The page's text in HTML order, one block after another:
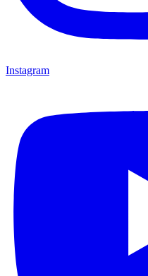
Instagram